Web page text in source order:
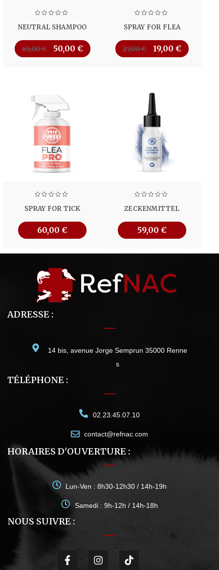
NEUTRAL SHAMPOO
65,00€ 50,00 €
SPRAY FOR FLEA
27,00€ 19,00 €
SPRAY FOR TICK
60,00 €
ZECKENMITTEL
59,00 €
ADRESSE :
14 bis, avenue Jorge Semprun 35000 Renne
s
TÉLÉPHONE :
02.23.45.07.10
contact@refnac.com
HORAIRES D'OUVERTURE :
Lun-Ven : 8h30-12h30 / 14h-19h
Samedi : 9h-12h / 14h-18h
NOUS SUIVRE :